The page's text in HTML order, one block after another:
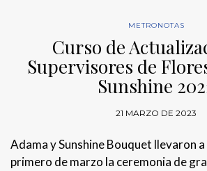
METRONOTAS
Curso de
Supervisores de
Sunshine
21 MARZO DE 2023
Adama y Sunshine Bouquet llevaron
primero de marzo la ceremonia de